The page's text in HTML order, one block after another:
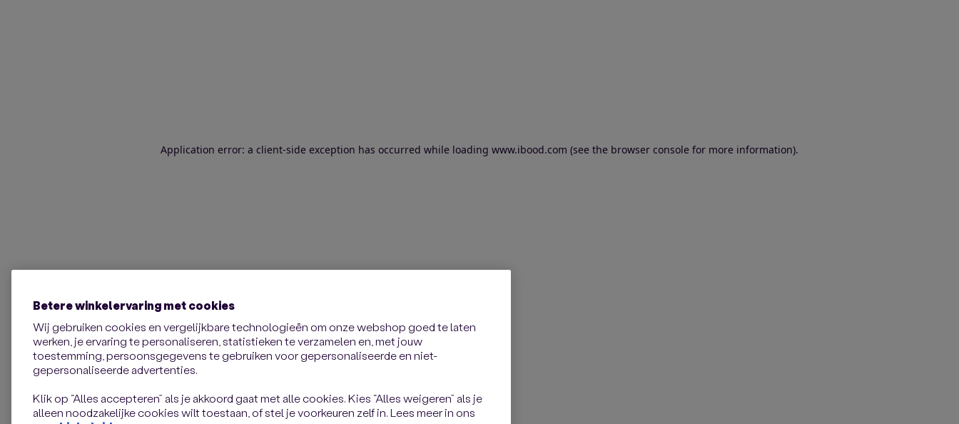
Application error: a client-side exception has occurred while loading www.ibood.com (see the browser console for more information).
Betere winkelervaring met cookies
Wij gebruiken cookies en vergelijkbare technologieën om onze webshop goed te laten
werken, je ervaring te personaliseren, statistieken te verzamelen en, met jouw
toestemming, persoonsgegevens te gebruiken voor gepersonaliseerde en niet-
gepersonaliseerde advertenties.
Klik op “Alles accepteren” als je akkoord gaat met alle cookies. Kies “Alles weigeren” als je
alleen noodzakelijke cookies wilt toestaan, of stel je voorkeuren zelf in. Lees meer in ons